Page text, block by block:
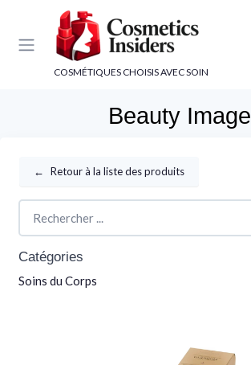
COSMÉTIQUES CHOISIS AVEC SOIN
Beauty Image
← Retour à la liste des produits
Catégories
Soins du Corps
Panneau de gestion des cookies